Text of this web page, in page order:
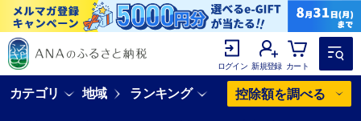
ログイン 新規登録 カート
カテゴリ 地域 ランキング 控除額を調べる